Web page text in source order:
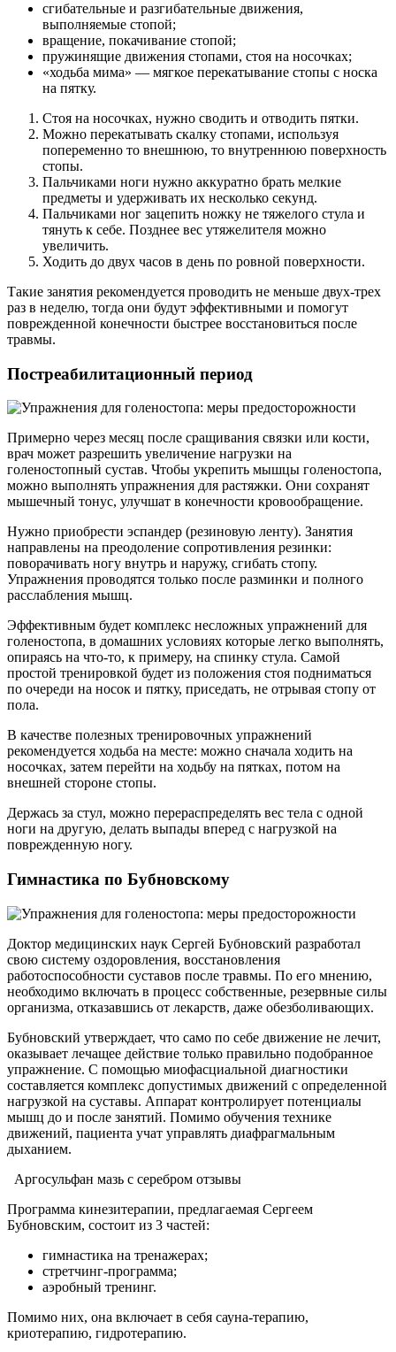
сгибательные и разгибательные движения,
выполняемые стопой;
вращение, покачивание стопой;
пружинящие движения стопами, стоя на носочках;
«ходьба мима» — мягкое перекатывание стопы с носка
на пятку.
Стоя на носочках, нужно сводить и отводить пятки.
Можно перекатывать скалку стопами, используя
попеременно то внешнюю, то внутреннюю поверхность
стопы.
Пальчиками ноги нужно аккуратно брать мелкие
предметы и удерживать их несколько секунд.
Пальчиками ног зацепить ножку не тяжелого стула и
тянуть к себе. Позднее вес утяжелителя можно
увеличить.
Ходить до двух часов в день по ровной поверхности.
Такие занятия рекомендуется проводить не меньше двух-трех
раз в неделю, тогда они будут эффективными и помогут
поврежденной конечности быстрее восстановиться после
травмы.
Постреабилитационный период
Примерно через месяц после сращивания связки или кости,
врач может разрешить увеличение нагрузки на
голеностопный сустав. Чтобы укрепить мышцы голеностопа,
можно выполнять упражнения для растяжки. Они сохранят
мышечный тонус, улучшат в конечности кровообращение.
Нужно приобрести эспандер (резиновую ленту). Занятия
направлены на преодоление сопротивления резинки:
поворачивать ногу внутрь и наружу, сгибать стопу.
Упражнения проводятся только после разминки и полного
расслабления мышц.
Эффективным будет комплекс несложных упражнений для
голеностопа, в домашних условиях которые легко выполнять,
опираясь на что-то, к примеру, на спинку стула. Самой
простой тренировкой будет из положения стоя подниматься
по очереди на носок и пятку, приседать, не отрывая стопу от
пола.
В качестве полезных тренировочных упражнений
рекомендуется ходьба на месте: можно сначала ходить на
носочках, затем перейти на ходьбу на пятках, потом на
внешней стороне стопы.
Держась за стул, можно перераспределять вес тела с одной
ноги на другую, делать выпады вперед с нагрузкой на
поврежденную ногу.
Гимнастика по Бубновскому
Доктор медицинских наук Сергей Бубновский разработал
свою систему оздоровления, восстановления
работоспособности суставов после травмы. По его мнению,
необходимо включать в процесс собственные, резервные силы
организма, отказавшись от лекарств, даже обезболивающих.
Бубновский утверждает, что само по себе движение не лечит,
оказывает лечащее действие только правильно подобранное
упражнение. С помощью миофасциальной диагностики
составляется комплекс допустимых движений с определенной
нагрузкой на суставы. Аппарат контролирует потенциалы
мышц до и после занятий. Помимо обучения технике
движений, пациента учат управлять диафрагмальным
дыханием.
Аргосульфан мазь с серебром отзывы
Программа кинезитерапии, предлагаемая Сергеем
Бубновским, состоит из 3 частей:
гимнастика на тренажерах;
стретчинг-программа;
аэробный тренинг.
Помимо них, она включает в себя сауна-терапию,
криотерапию, гидротерапию.